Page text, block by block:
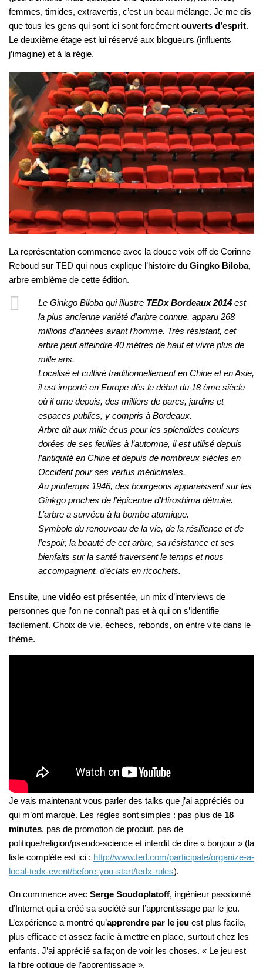
femmes, timides, extravertis, c’est un beau mélange. Je me dis
que tous les gens qui sont ici sont forcément ouverts d’esprit.
Le deuxième étage est lui réservé aux blogueurs (influents
j’imagine) et à la régie.
La représentation commence avec la douce voix off de Corinne
Reboud sur TED qui nous explique l’histoire du Gingko Biloba,
arbre emblème de cette édition.
Le Ginkgo Biloba qui illustre TEDx Bordeaux 2014 est
la plus ancienne variété d’arbre connue, apparu 268
millions d’années avant l’homme. Très résistant, cet
arbre peut atteindre 40 mètres de haut et vivre plus de
mille ans.
Localisé et cultivé traditionnellement en Chine et en Asie,
il est importé en Europe dès le début du 18 ème siècle
où il orne depuis, des milliers de parcs, jardins et
espaces publics, y compris à Bordeaux.
Arbre dit aux mille écus pour les splendides couleurs
dorées de ses feuilles à l’automne, il est utilisé depuis
l’antiquité en Chine et depuis de nombreux siècles en
Occident pour ses vertus médicinales.
Au printemps 1946, des bourgeons apparaissent sur les
Ginkgo proches de l’épicentre d’Hiroshima détruite.
L’arbre a survécu à la bombe atomique.
Symbole du renouveau de la vie, de la résilience et de
l’espoir, la beauté de cet arbre, sa résistance et ses
bienfaits sur la santé traversent le temps et nous
accompagnent, d’éclats en ricochets.
Ensuite, une vidéo est présentée, un mix d’interviews de
personnes que l’on ne connaît pas et à qui on s’identifie
facilement. Choix de vie, échecs, rebonds, on entre vite dans le
thème.
Je vais maintenant vous parler des talks que j’ai appréciés ou
qui m’ont marqué. Les règles sont simples : pas plus de 18
minutes, pas de promotion de produit, pas de
politique/religion/pseudo-science et interdit de dire « bonjour » (la
liste complète est ici : http://www.ted.com/participate/organize-a-
local-tedx-event/before-you-start/tedx-rules).
On commence avec Serge Soudoplatoff, ingénieur passionné
d’Internet qui a créé sa société sur l’apprentissage par le jeu.
L’expérience a montré qu’apprendre par le jeu est plus facile,
plus efficace et assez facile à mettre en place, surtout chez les
enfants. J’ai apprécié sa façon de voir les choses. « Le jeu est
la fibre optique de l’apprentissage ».